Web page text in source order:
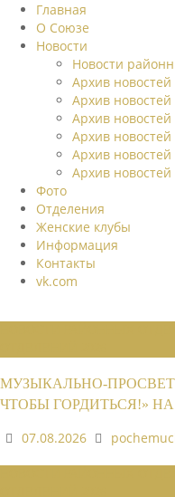
Главная
О Союзе
Новости
Новости
Архив новостей
Архив новостей
Архив новостей
Архив новостей
Архив новостей
Архив новостей
Фото
Отделения
Женские клубы
Информация
Контакты
vk.com
МУЗЫКАЛЬНО-
ЧТОБЫ ГОРДИТЬСЯ!»
07.08.2026